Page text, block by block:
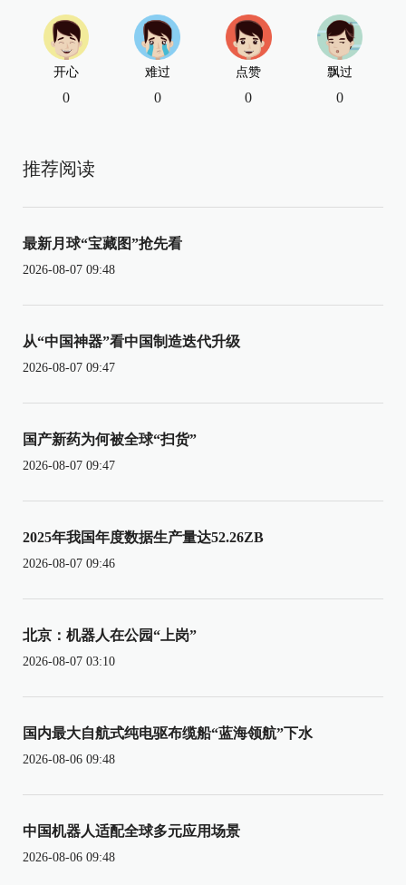
开心
0
难过
0
点赞
0
飘过
0
推荐阅读
最新月球“宝藏图”抢先看
2026-08-07 09:48
从“中国神器”看中国制造迭代升级
2026-08-07 09:47
国产新药为何被全球“扫货”
2026-08-07 09:47
2025年我国年度数据生产量达52.26ZB
2026-08-07 09:46
北京：机器人在公园“上岗”
2026-08-07 03:10
国内最大自航式纯电驱布缆船“蓝海领航”下水
2026-08-06 09:48
中国机器人适配全球多元应用场景
2026-08-06 09:48